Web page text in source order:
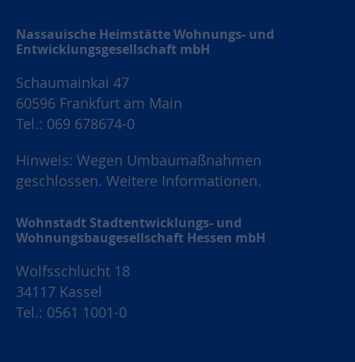
Nassauische Heimstätte Wohnungs- und
Entwicklungsgesellschaft mbH
Schaumainkai 47
60596 Frankfurt am Main
Tel.: 069 678674-0
Hinweis: Wegen Umbaumaßnahmen
geschlossen. Weitere Informationen.
Wohnstadt Stadtentwicklungs- und
Wohnungsbaugesellschaft Hessen mbH
Wolfsschlucht 18
34117 Kassel
Tel.: 0561 1001-0